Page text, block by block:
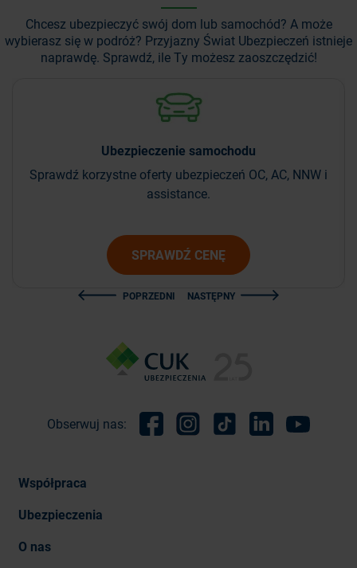
Chcesz ubezpieczyć swój dom lub samochód? A może
wybierasz się w podróż? Przyjazny Świat Ubezpieczeń istnieje
naprawdę. Sprawdź, ile Ty możesz zaoszczędzić!
Ubezpieczenie samochodu
Sprawdź korzystne oferty ubezpieczeń OC, AC, NNW i
assistance.
SPRAWDŹ CENĘ
POPRZEDNI NASTĘPNY
Obserwuj nas:
Współpraca
Ubezpieczenia
O nas